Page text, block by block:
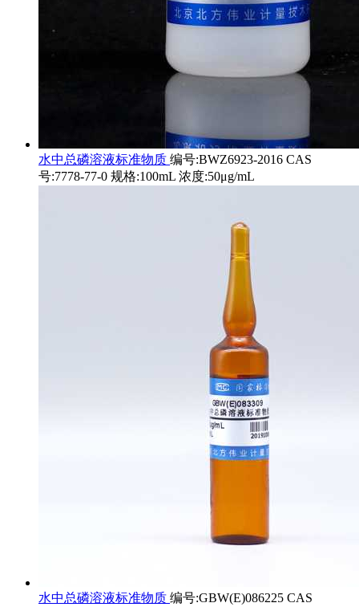
水中总磷溶液标准物质 编号:BWZ6923-2016 CAS
号:7778-77-0 规格:100mL 浓度:50μg/mL
水中总磷溶液标准物质 编号:GBW(E)086225 CAS